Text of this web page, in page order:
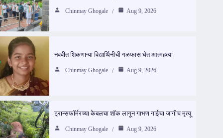
Chinmay Ghogale Aug 9, 2026
नववीत शिकणाऱ्या विद्यार्थिनीची गळफास घेत आत्महत्या
Chinmay Ghogale Aug 9, 2026
ट्रान्सफॉर्मरच्या केबलचा शॉक लागून गाभण गाईचा जागीच मृत्यू
Chinmay Ghogale Aug 9, 2026